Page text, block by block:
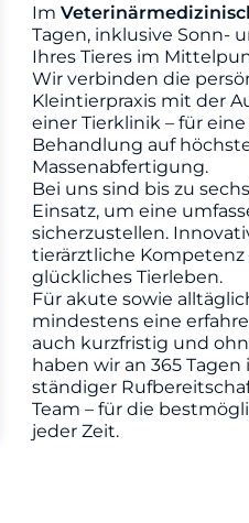
Im
Tagen, inklusive Sonn-
Ihres Tieres im
Wir verbinden die
Kleintierpraxis mit der
einer Tierklinik – für
Behandlung auf
Massenabfertigung.
Bei uns sind bis zu
Einsatz, um eine
sicherzustellen.
tierärztliche
glückliches Tierleben.
Für akute sowie
mindestens eine
auch kurzfristig und
haben wir an 365
ständiger
Team – für die
jeder Zeit.